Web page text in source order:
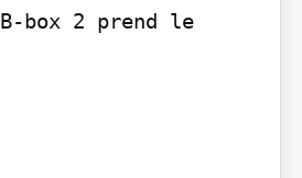
box 2 prend le